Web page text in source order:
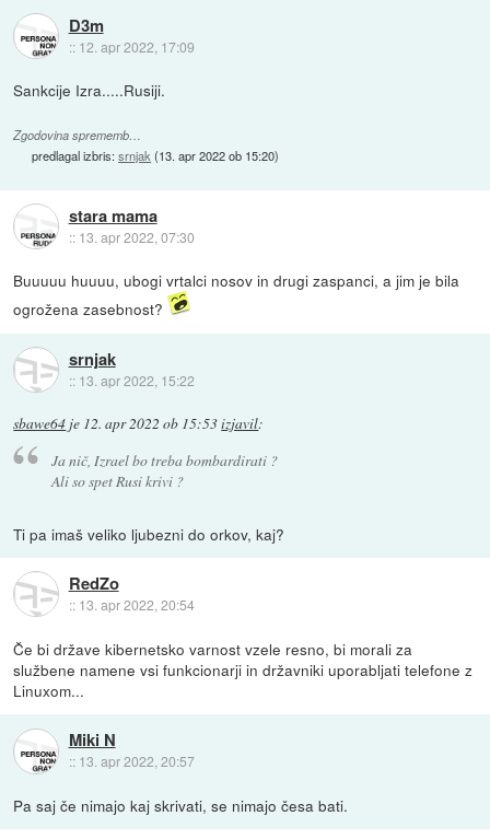
D3m
:: 12. apr 2022, 17:09
Sankcije Izra.....Rusiji.
Zgodovina sprememb…
predlagal izbris:srnjak(13. apr 2022 ob 15:20)
stara mama
:: 13. apr 2022, 07:30
Buuuuu huuuu, ubogi vrtalci nosov in drugi zaspanci, a jim je bila
ogrožena zasebnost?
srnjak
:: 13. apr 2022, 15:22
sbawe64 je 12. apr 2022 ob 15:53izjavil:
Ja nič, Izrael bo treba bombardirati ?
Ali so spet Rusi krivi ?
Ti pa imaš veliko ljubezni do orkov, kaj?
RedZo
:: 13. apr 2022, 20:54
Če bi države kibernetsko varnost vzele resno, bi morali za
službene namene vsi funkcionarji in državniki uporabljati telefone z
Linuxom...
Miki N
:: 13. apr 2022, 20:57
Pa saj če nimajo kaj skrivati, se nimajo česa bati.